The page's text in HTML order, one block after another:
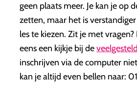
geen plaats meer. Je kan je op
zetten, maar het is
les te kiezen. Zit je met
eens een kijkje bij de
inschrijven via de computer
kan je altijd even bellen naar: